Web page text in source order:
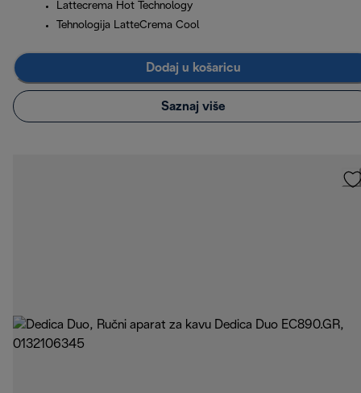
Lattecrema Hot Technology
Tehnologija LatteCrema Cool
Dodaj u košaricu
Saznaj više